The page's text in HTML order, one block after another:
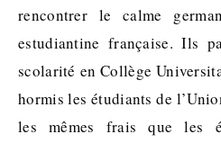
rencontrer le calme
estudiantine française. Ils
scolarité en Collège
hormis les étudiants de
les mêmes frais que les